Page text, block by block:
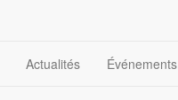
Actualités Événements